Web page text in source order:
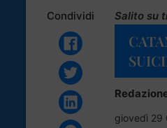
Condividi Salito su
giovedì 29